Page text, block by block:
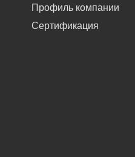
Профиль компании
Сертификация